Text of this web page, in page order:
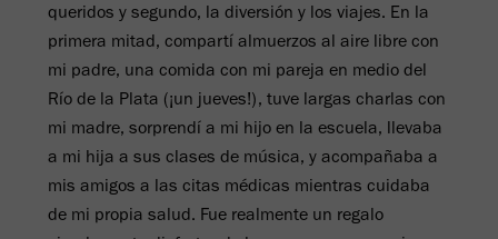
queridos y segundo, la diversión y los viajes. En la
primera mitad, compartí almuerzos al aire libre con
mi padre, una comida con mi pareja en medio del
Río de la Plata (¡un jueves!), tuve largas charlas con
mi madre, sorprendí a mi hijo en la escuela, llevaba
a mi hija a sus clases de música, y acompañaba a
mis amigos a las citas médicas mientras cuidaba
de mi propia salud. Fue realmente un regalo